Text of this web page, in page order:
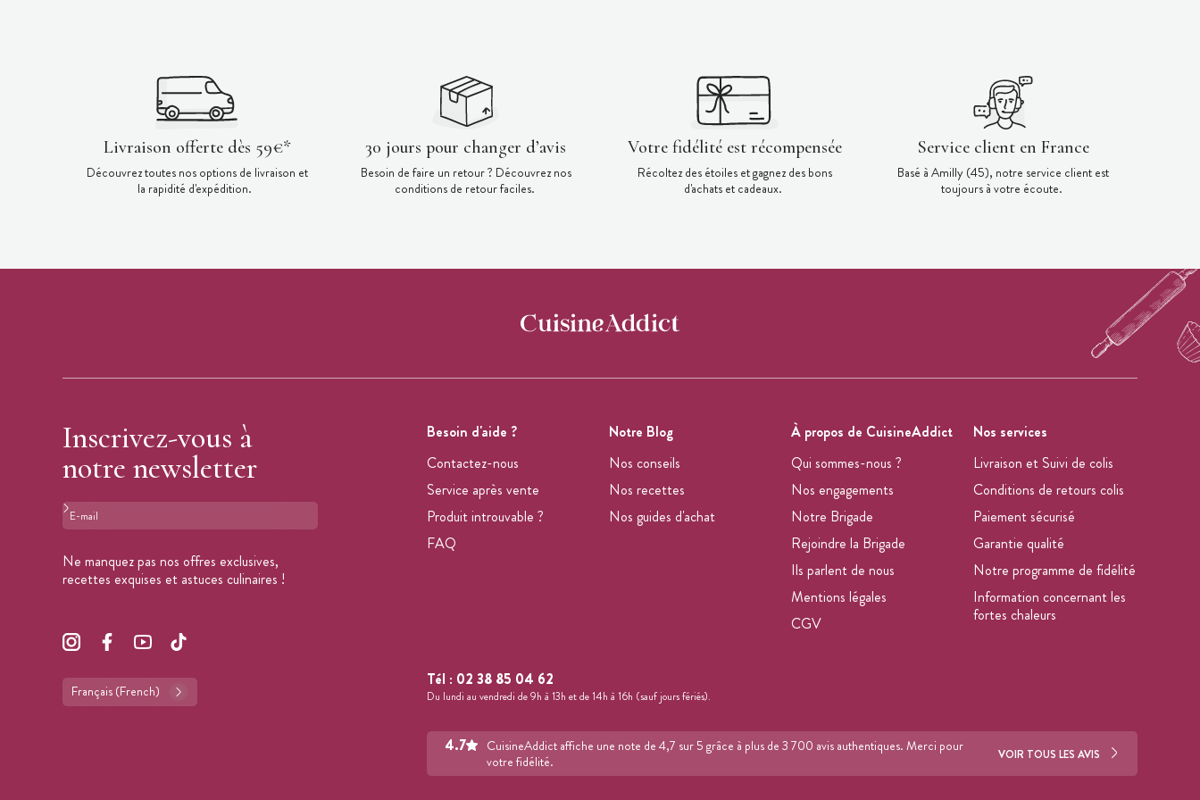
Livraison offerte dès 59€*
Découvrez toutes nos options de livraison et
la rapidité d'expédition.
30 jours pour changer d’avis
Besoin de faire un retour ? Découvrez nos
conditions de retour faciles.
Votre fidélité est récompensée
Récoltez des étoiles et gagnez des bons
d'achats et cadeaux.
Service client en France
Basé à Amilly (45), notre service client est
toujours à votre écoute.
Besoin d'aide ?
Contactez-nous
Service après vente
Produit introuvable ?
FAQ
Notre Blog
Nos conseils
Nos recettes
Nos guides d'achat
À propos de CuisineAddict
Qui sommes-nous ?
Nos engagements
Notre Brigade
Rejoindre la Brigade
Ils parlent de nous
Mentions légales
CGV
Nos services
Livraison et Suivi de colis
Conditions de retours colis
Paiement sécurisé
Garantie qualité
Notre programme de fidélité
Information concernant les
fortes chaleurs
Inscrivez-vous à
notre newsletter
Format : adresse@email.com
Ne manquez pas nos offres exclusives,
recettes exquises et astuces culinaires !
Français (French)
Tél : 02 38 85 04 62
Du lundi au vendredi de 9h à 13h et de 14h à 16h (sauf jours fériés).
4.7
CuisineAddict affiche une note de 4,7 sur 5 grâce à plus de 3 700 avis authentiques. Merci pour
votre fidélité.
VOIR TOUS LES AVIS